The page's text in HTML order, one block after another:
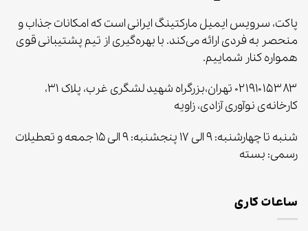
پاکت، سرویس ایمیل مارکتینگ ایرانی است که امکانات جذاب و
منحصر به‌ فردی ارائه می‌کند. با بهره‌گیری از تیم پشتیبانی قوی
همواره کنار شماییم.
۰۲۱۹۱۰۱۵۳۸۳ تهران،بزرگراه شهید لشگری غرب، پلاک ۳۱،
کارخانه‌ی نوآوری آزادی، زاویه
شنبه تا چهارشنبه: ۹ الی ۱۷ پنجشنبه: ۹ الی ۱۵ جمعه و تعطیلات
رسمی: بسته
ساعات کاری